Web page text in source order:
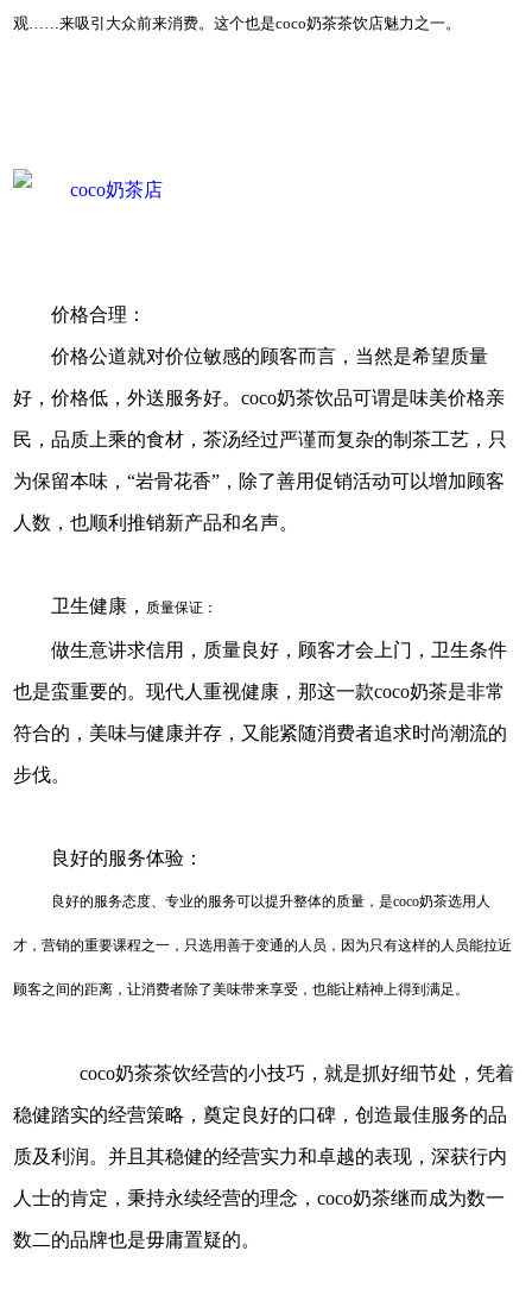
观……来吸引大众前来消费。这个也是coco奶茶茶饮店魅力之一。
价格合理：
价格公道就对价位敏感的顾客而言，当然是希望质量
好，价格低，外送服务好。coco奶茶饮品可谓是味美价格亲
民，品质上乘的食材，茶汤经过严谨而复杂的制茶工艺，只
为保留本味，“岩骨花香”，除了善用促销活动可以增加顾客
人数，也顺利推销新产品和名声。
卫生健康， 质量保证：
做生意讲求信用，质量良好，顾客才会上门，卫生条件
也是蛮重要的。现代人重视健康，那这一款coco奶茶是非常
符合的，美味与健康并存，又能紧随消费者追求时尚潮流的
步伐。
良好的服务体验：
良好的服务态度、专业的服务可以提升整体的质量，是coco奶茶选用人
才，营销的重要课程之一，只选用善于变通的人员，因为只有这样的人员能拉近
顾客之间的距离，让消费者除了美味带来享受，也能让精神上得到满足。
coco奶茶茶饮经营的小技巧，就是抓好细节处，凭着
稳健踏实的经营策略，奠定良好的口碑，创造最佳服务的品
质及利润。并且其稳健的经营实力和卓越的表现，深获行内
人士的肯定，秉持永续经营的理念，coco奶茶继而成为数一
数二的品牌也是毋庸置疑的。